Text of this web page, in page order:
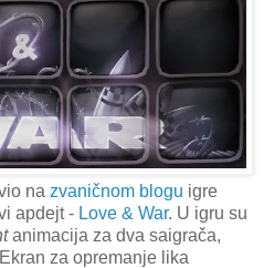
na zvaničnom blogu igre
apdejt - Love & War. U igru su
animacija za dva saigrača,
za opremanje lika